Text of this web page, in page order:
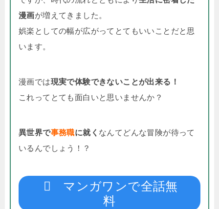
漫画が増えてきました。
娯楽としての幅が広がってとてもいいことだと思
います。
漫画では現実で体験できないことが出来る！
これってとても面白いと思いませんか？
異世界で事務職に就く なんてどんな冒険が待って
いるんでしょう！？
マンガワンで全話無
料